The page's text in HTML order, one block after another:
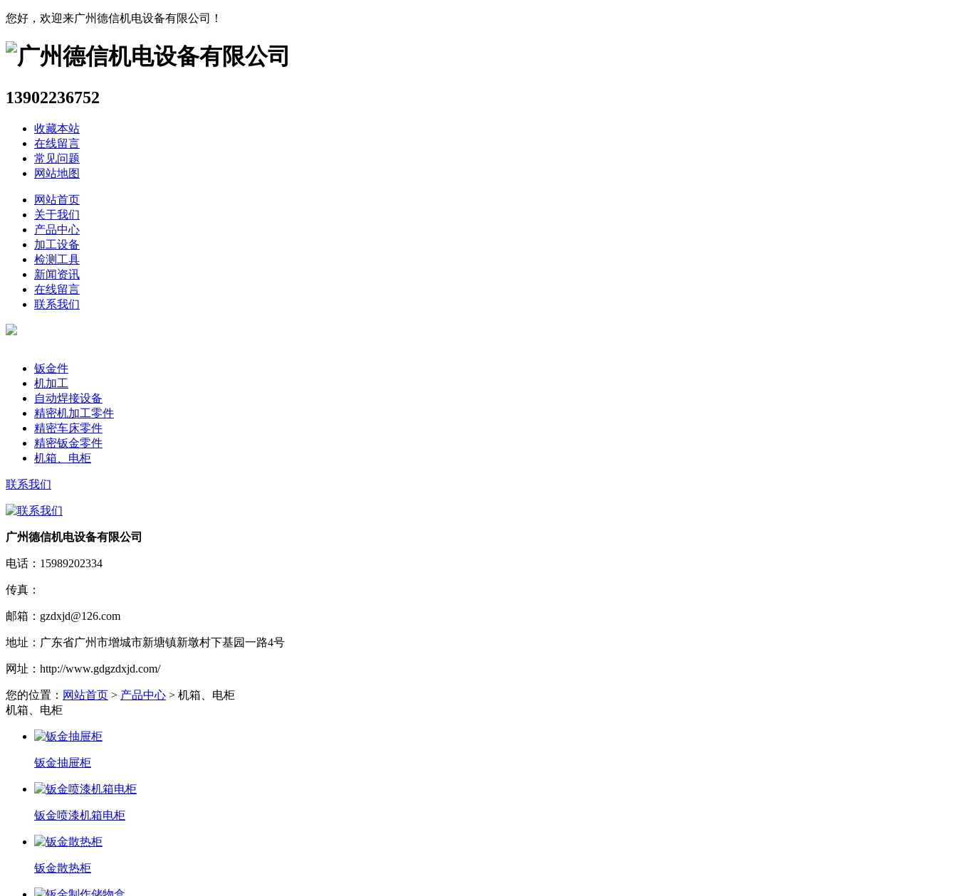
您好，欢迎来广州德信机电设备有限公司！
13902236752
收藏本站
在线留言
常见问题
网站地图
网站首页
关于我们
产品中心
加工设备
检测工具
新闻资讯
在线留言
联系我们
钣金件
机加工
自动焊接设备
精密机加工零件
精密车床零件
精密钣金零件
机箱、电柜
联系我们
广州德信机电设备有限公司
电话： 15989202334
传真：
邮箱： gzdxjd@126.com
地址： 广东省广州市增城市新塘镇新墩村下基园一路4号
网址： http://www.gdgzdxjd.com/
您的位置： 网站首页 > 产品中心 > 机箱、电柜
机箱、电柜
钣金抽屉柜
钣金喷漆机箱电柜
钣金散热柜